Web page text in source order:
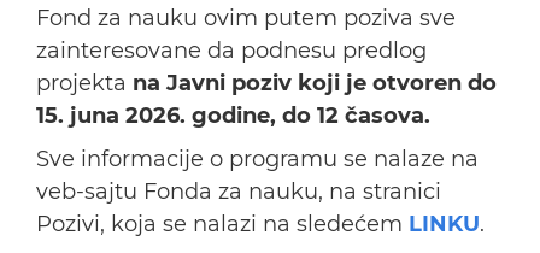
Fond za nauku ovim putem poziva sve
zainteresovane da podnesu predlog
projekta na Javni poziv koji je otvoren do
15. juna 2026. godine, do 12 časova.
Sve informacije o programu se nalaze na
veb-sajtu Fonda za nauku, na stranici
Pozivi, koja se nalazi na sledećem LINKU.